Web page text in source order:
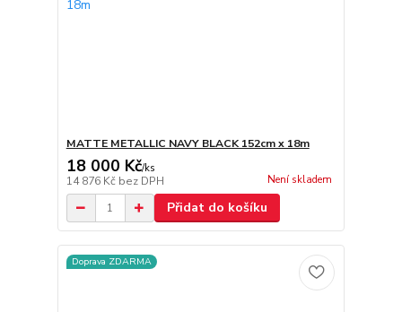
MATTE METALLIC NAVY BLACK 152cm x 18m
18 000 Kč/ks
14 876 Kč bez DPH Není skladem
Přidat do košíku
Doprava ZDARMA